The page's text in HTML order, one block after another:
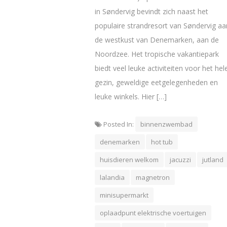
in Søndervig bevindt zich naast het
populaire strandresort van Søndervig
de westkust van Denemarken, aan de
Noordzee. Het tropische vakantiepark
biedt veel leuke activiteiten voor het
gezin, geweldige eetgelegenheden en
leuke winkels. Hier […]
Posted In:
binnenzwembad
denemarken
hot tub
huisdieren welkom
jacuzzi
jutland
lalandia
magnetron
minisupermarkt
oplaadpunt elektrische voertuigen